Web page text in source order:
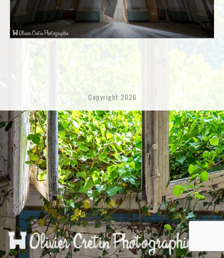
Copyright 2026